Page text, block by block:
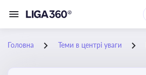
Головна Теми в центрі уваги